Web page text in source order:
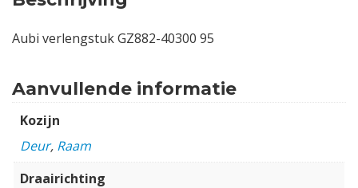
Aubi verlengstuk GZ882-40300 95
Aanvullende informatie
Kozijn
Deur, Raam
Draairichting